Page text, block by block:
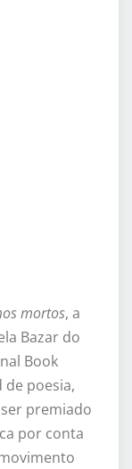
mortos, a
Bazar do
Book
poesia,
premiado
por conta